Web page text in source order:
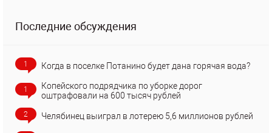
Последние обсуждения
1 Когда в поселке Потанино будет дана горячая вода?
1
Копейского подрядчика по уборке дорог
оштрафовали на 600 тысяч рублей
2 Челябинец выиграл в лотерею 5,6 миллионов рублей